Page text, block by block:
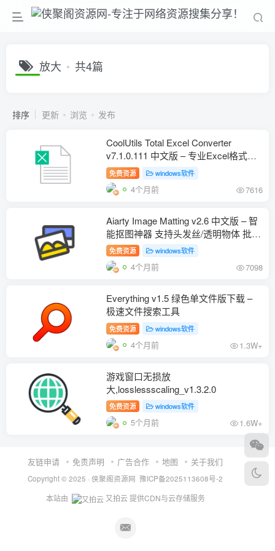
放大 共4篇
排序 更新 浏览 发布
CoolUtils Total Excel Converter
v7.1.0.111 中文版 – 专业Excel格式转
换工具 支持40+输出格式
免费资源 windows软件
4个月前 7616
Aiarty Image Matting v2.6 中文版 – 智
能抠图神器 支持头发丝/透明物体 批量
处理3000张
免费资源 windows软件
4个月前 7098
Everything v1.5 绿色单文件版下载 –
极速文件搜索工具
免费资源 windows软件
4个月前 1.3W+
游戏窗口无损放
大,losslessscaling_v1.3.2.0
免费资源 windows软件
5个月前 1.6W+
友链申请 免责声明 广告合作 地图 关于我们
Copyright © 2025 · 侠聚阁资源网 豫ICP备2025113608号-2
本站由 又拍云提供CDN与云存储服务